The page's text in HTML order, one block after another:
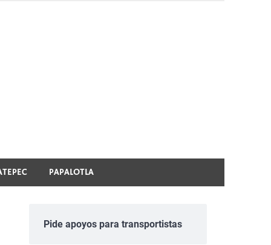
PAPALOTLA
Pide apoyos para transportistas